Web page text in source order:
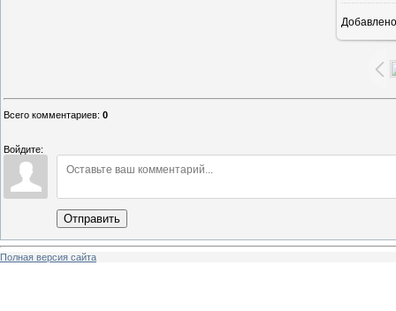
Добавлено
Всего комментариев: 0
Войдите:
Отправить
Полная версия сайта